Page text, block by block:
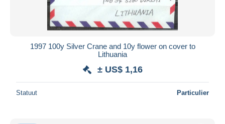
1997 100y Silver Crane and 10y flower on cover to
Lithuania
± US$ 1,16
Statuut Particulier